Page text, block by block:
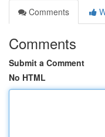
Comments
Comments
Submit a Comment
No HTML